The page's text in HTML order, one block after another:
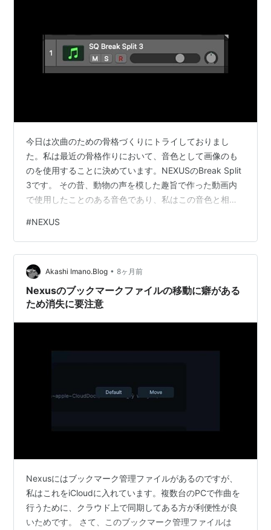
今日は次曲のための骨格づくりにトライしておりまし
た。私は最近の骨格作りにおいて、音色として画像のも
のを使用することに決めています。NEXUSのBreak Split
3です。 その昔、動物の声を模した趣旨で作った動画内
で使用したことのある音色であり、私はこの音色と相性
とが多いと最近発見できたので、今後もこの音色で骨格
を作ることを続けていこうと思っています。 声のような
音色なのでメロディーラインを思いつきやすいのです。
私は器楽的な旋律を作りたいと思ってもすぐに歌ものの
ようなメロディーラインに頼ってしまう性質があるので
すが、そういった性質を鑑みても…
#NEXUS
Akashi Imano.Blog • 8ヶ月前
Nexusのブックマークファイルの移動に癖がある
ため消失に要注意
Nexusにはブックマーク管理ファイルがあるのですが、
私はこれをiCloudに入れています。複数台のPCで作曲を
行うために、クラウド上で同期してある方が利便性が良
いためです。 さて、このブックマーク管理ファイルは